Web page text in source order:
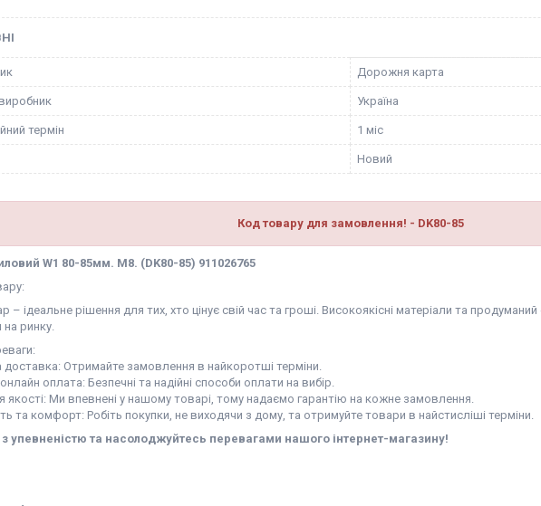
Дорожня карта
Україна
термін 1 міс
Новий
Код товару для замовлення! - DK80-85
W1 80-85мм. М8. (DK80-85) 911026765
– ідеальне рішення для тих, хто цінує свій час та гроші. Високоякісні матеріали та
ринку.
Отримайте замовлення в найкоротші терміни.
оплата: Безпечні та надійні способи оплати на вибір.
якості: Ми впевнені у нашому товарі, тому надаємо гарантію на кожне замовлення.
та комфорт: Робіть покупки, не виходячи з дому, та отримуйте товари в найстисліші терміни.
з упевненістю та насолоджуйтесь перевагами нашого інтернет-магазину!